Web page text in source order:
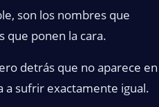
son los nombres que
que ponen la cara.
detrás que no aparece en
a sufrir exactamente igual.